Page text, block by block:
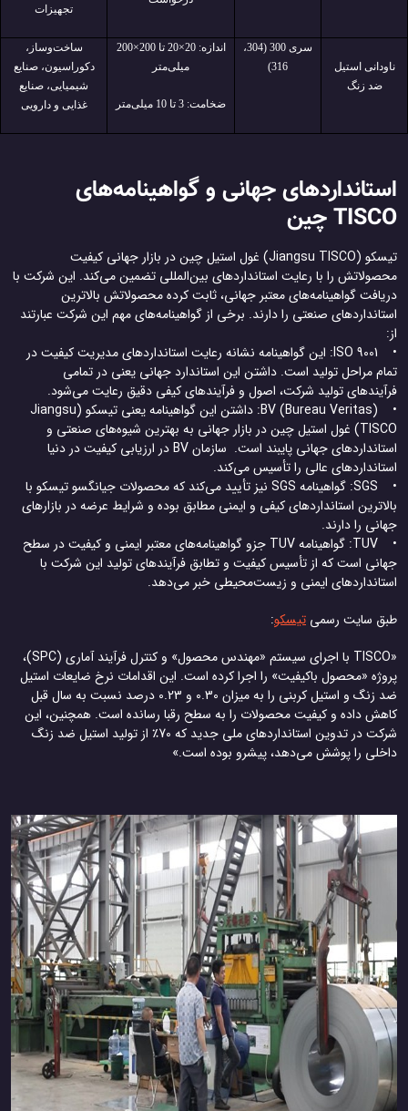
تجهیزات
ناودانی استیل
ضد زنگ
سری 300 (304،
316)
اندازه: 20×20 تا 200×200
میلی‌متر
ضخامت: 3 تا 10 میلی‌متر
ساخت‌وساز،
دکوراسیون، صنایع
شیمیایی، صنایع
غذایی و دارویی
استانداردهای جهانی و گواهینامه‌های
TISCO چین
تیسکو (Jiangsu TISCO) غول استیل چین در بازار جهانی کیفیت
محصولاتش را با رعایت استانداردهای بین‌المللی تضمین می‌کند. این شرکت با
دریافت گواهینامه‌های معتبر جهانی، ثابت کرده محصولاتش بالاترین
استانداردهای صنعتی را دارند. برخی از گواهینامه‌های مهم این شرکت عبارتند
از:
• ISO 9001: این گواهینامه نشانه رعایت استانداردهای مدیریت کیفیت در
تمام مراحل تولید است. داشتن این استاندارد جهانی یعنی در تمامی
فرآیندهای تولید شرکت، اصول و فرآیندهای کیفی دقیق رعایت می‌شود.
• BV (Bureau Veritas): داشتن این گواهینامه یعنی تیسکو (Jiangsu
TISCO) غول استیل چین در بازار جهانی به بهترین شیوه‌های صنعتی و
استانداردهای جهانی پایبند است. سازمان BV در ارزیابی کیفیت در دنیا
استانداردهای عالی را تأسیس می‌کند.
• SGS: گواهینامه SGS نیز تأیید می‌کند که محصولات جیانگسو تیسکو با
بالاترین استانداردهای کیفی و ایمنی مطابق بوده و شرایط عرضه در بازارهای
جهانی را دارند.
• TUV: گواهینامه TUV جزو گواهینامه‌های معتبر ایمنی و کیفیت در سطح
جهانی است که از تأسیس کیفیت و تطابق فرآیندهای تولید این شرکت با
استانداردهای ایمنی و زیست‌محیطی خبر می‌دهد.
طبق سایت رسمی تیسکو:
«TISCO با اجرای سیستم «مهندس محصول» و کنترل فرآیند آماری (SPC)،
پروژه «محصول باکیفیت» را اجرا کرده است. این اقدامات نرخ ضایعات استیل
ضد زنگ و استیل کربنی را به میزان 0.30 و 0.23 درصد نسبت به سال قبل
کاهش داده و کیفیت محصولات را به سطح رقبا رسانده است. همچنین، این
شرکت در تدوین استانداردهای ملی جدید که 70٪ از تولید استیل ضد زنگ
داخلی را پوشش می‌دهد، پیشرو بوده است.»